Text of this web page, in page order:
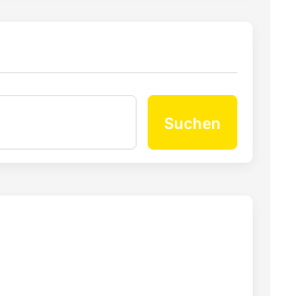
Suchen